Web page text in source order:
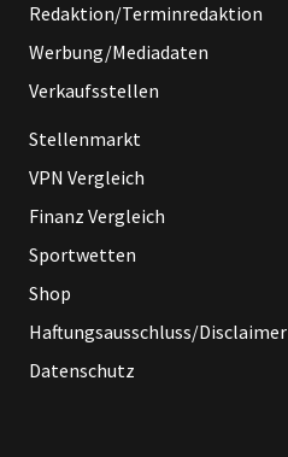
Redaktion/Terminredaktion
Werbung/Mediadaten
Verkaufsstellen
Stellenmarkt
VPN Vergleich
Finanz Vergleich
Sportwetten
Shop
Haftungsausschluss/Disclaimer
Datenschutz